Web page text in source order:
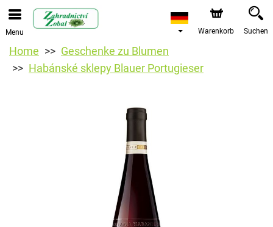
Menu Warenkorb Suchen
Home
Geschenke zu Blumen
Habánské sklepy Blauer Portugieser